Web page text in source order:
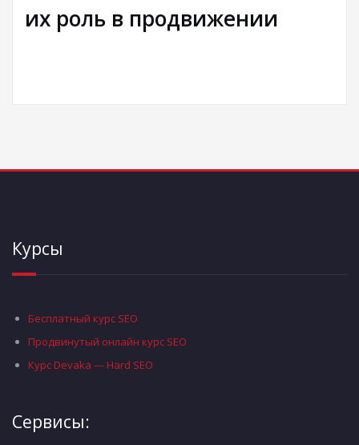
их роль в продвижении
Курсы
Бесплатный курс SEO
Продвинутый онлайн курс SEO
Курс Devaka — Hard SEO
Сервисы: